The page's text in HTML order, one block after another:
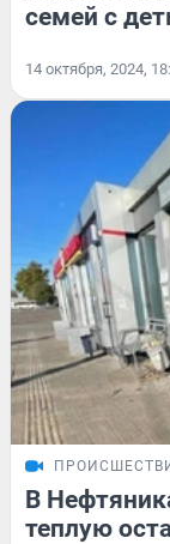
семей с
14 октября, 2024,
В
теплую